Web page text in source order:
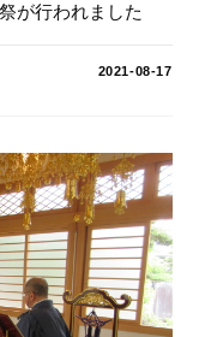
が行われました
2021-08-17